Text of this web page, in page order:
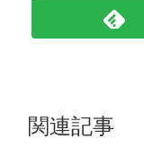
関連記事